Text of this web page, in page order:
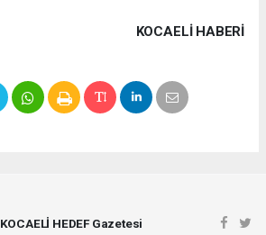
KOCAELI HABERİ
KOCAELİ HEDEF Gazetesi